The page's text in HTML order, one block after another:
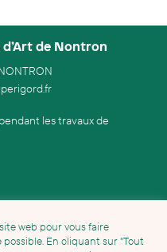
de Nontron
les travaux de
web pour vous faire
En cliquant sur "Tout